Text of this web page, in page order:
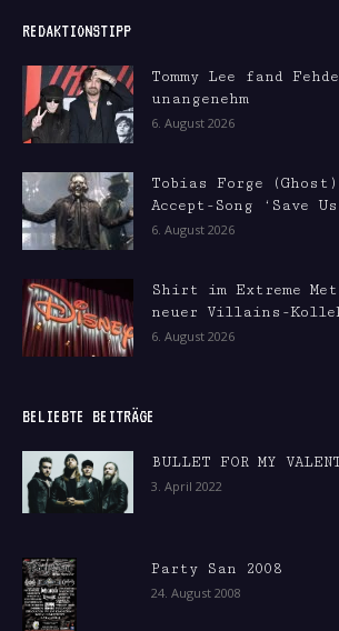
REDAKTIONSTIPP
Tommy Lee fand
unangenehm
6. August 2026
Tobias Forge
Accept-Song ‘Save
6. August 2026
Shirt im Extreme
neuer Villains-
6. August 2026
BELIEBTE BEITRÄGE
BULLET FOR MY
3. April 2022
Party San 2008
24. August 2008